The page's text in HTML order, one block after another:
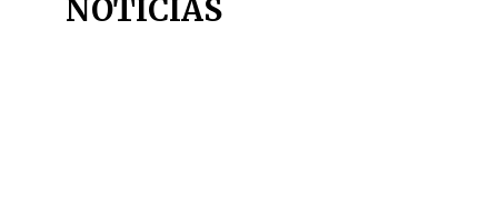
NOTÍCIAS